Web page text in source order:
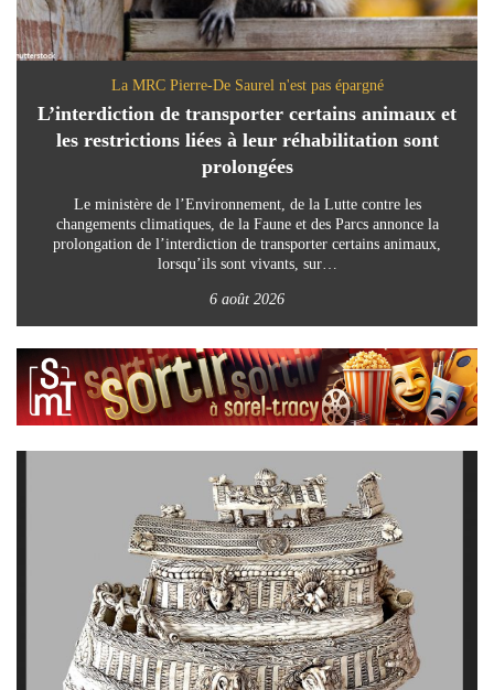
La MRC Pierre-De Saurel n'est pas épargné
L’interdiction de transporter certains animaux et
les restrictions liées à leur réhabilitation sont
prolongées
Le ministère de l’Environnement, de la Lutte contre les
changements climatiques, de la Faune et des Parcs annonce la
prolongation de l’interdiction de transporter certains animaux,
lorsqu’ils sont vivants, sur…
6 août 2026